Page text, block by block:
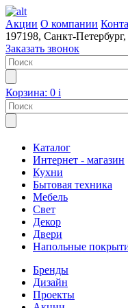
Акции О компании
197198, Санкт-
Заказать звонок
Корзина: 0 i
Каталог
Интернет - магазин
Кухни
Бытовая техника
Мебель
Свет
Декор
Двери
Напольные
Бренды
Дизайн
Проекты